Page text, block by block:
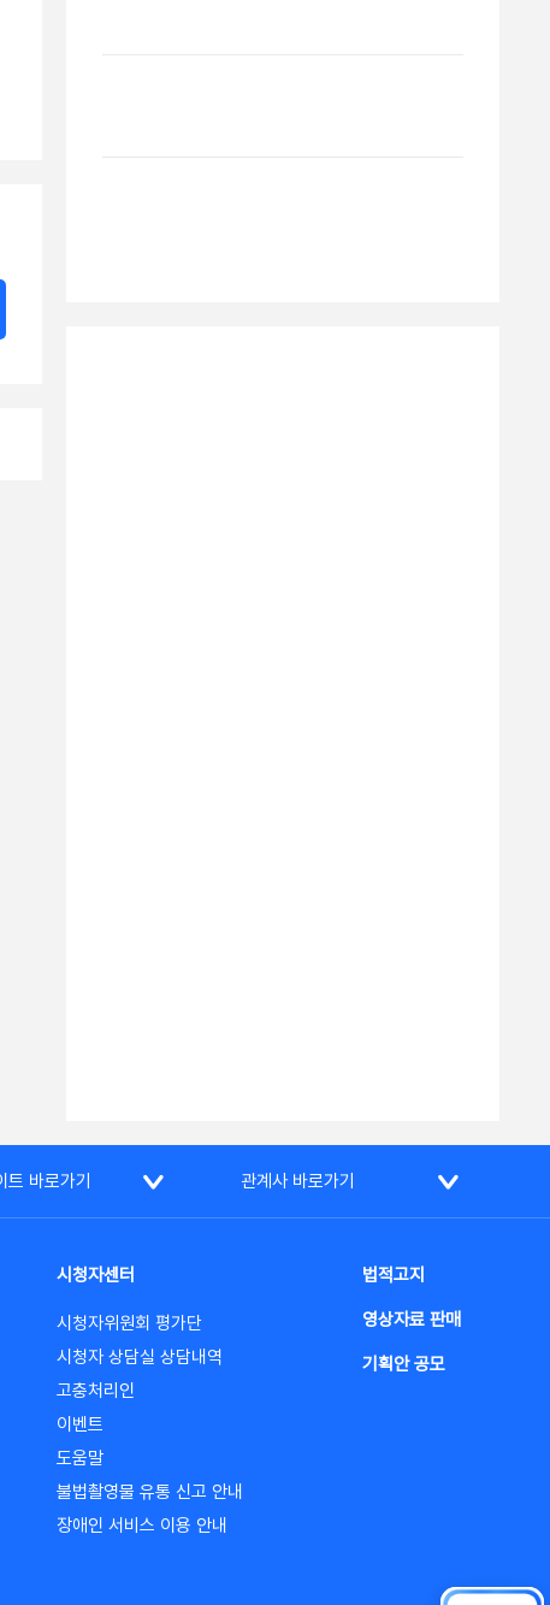
트 바로가기 관계사 바로가기
시청자센터
시청자위원회 평가단
시청자 상담실 상담내역
고충처리인
이벤트
도움말
불법촬영물 유통 신고 안내
장애인 서비스 이용 안내
법적고지
영상자료 판매
기획안 공모